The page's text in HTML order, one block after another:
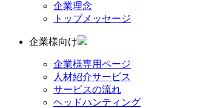
企業理念
トップメッセージ
企業様向け
企業様専用ページ
人材紹介サービス
サービスの流れ
ヘッドハンティング